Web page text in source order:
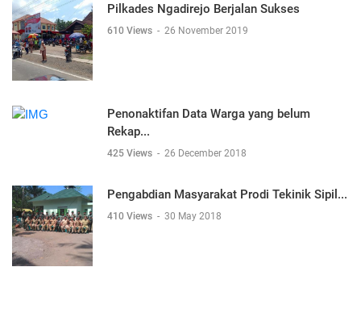
Pilkades Ngadirejo Berjalan Sukses
610 Views - 26 November 2019
Penonaktifan Data Warga yang belum
Rekap...
425 Views - 26 December 2018
Pengabdian Masyarakat Prodi Tekinik Sipil...
410 Views - 30 May 2018